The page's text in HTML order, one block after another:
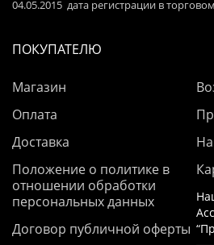
04.05.2015 дата регистрации в
ПОКУПАТЕЛЮ
Магазин
Оплата
Доставка
Положение о политике в
отношении обработки
персональных данных
Договор публичной оферты